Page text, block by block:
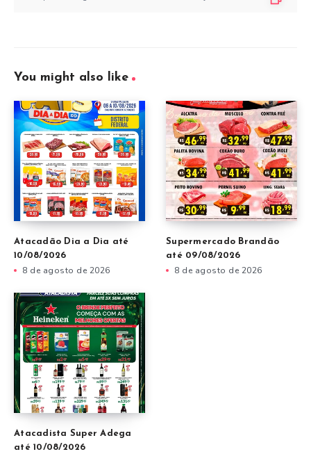
You might also like
Atacadão Dia a Dia até
10/08/2026
8 de agosto de 2026
Supermercado Brandão
até 09/08/2026
8 de agosto de 2026
Atacadista Super Adega
até 10/08/2026